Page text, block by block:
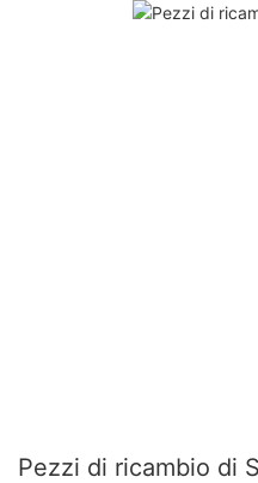
Pezzi di ricambio di